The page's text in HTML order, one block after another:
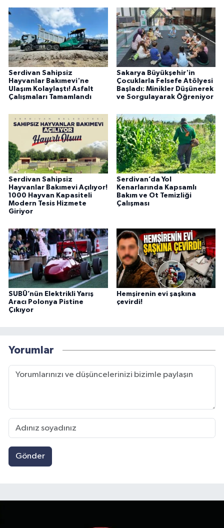
Serdivan Sahipsiz
Hayvanlar Bakımevi'ne
Ulaşım Kolaylaştı! Asfalt
Çalışmaları Tamamlandı
Sakarya Büyükşehir'in
Çocuklarla Felsefe Atölyesi
Başladı: Minikler Düşünerek
ve Sorgulayarak Öğreniyor
Serdivan Sahipsiz
Hayvanlar Bakımevi Açılıyor!
1000 Hayvan Kapasiteli
Modern Tesis Hizmete
Giriyor
Serdivan’da Yol
Kenarlarında Kapsamlı
Bakım ve Ot Temizliği
Çalışması
SUBÜ’nün Elektrikli Yarış
Aracı Polonya Pistine
Çıkıyor
Hemşirenin evi şaşkına
çevirdi!
Yorumlar
Gönder